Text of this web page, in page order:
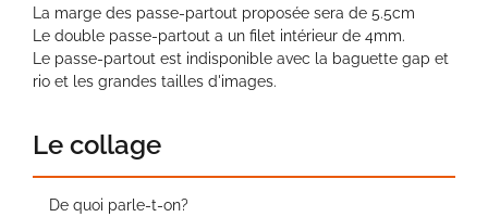
La marge des passe-partout proposée sera de 5.5cm
Le double passe-partout a un filet intérieur de 4mm.
Le passe-partout est indisponible avec la baguette gap et
rio et les grandes tailles d'images.
Le collage
De quoi parle-t-on?